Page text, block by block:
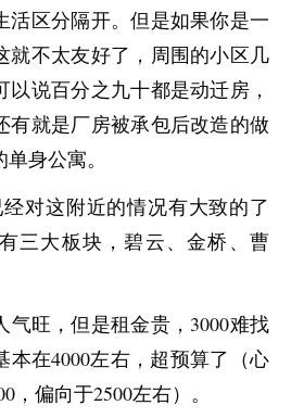
活区分隔开。但是如果你是一
就不太友好了，周围的小区几
以说百分之九十都是动迁房，
有就是厂房被承包后改造的做
身公寓。
对这附近的情况有大致的了
三大板块，碧云、金桥、曹
气旺，但是租金贵，3000难找
本在4000左右，超预算了（心
，偏向于2500左右）。